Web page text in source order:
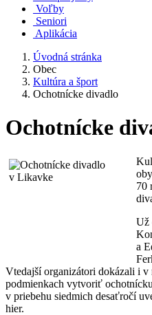
Voľby
Seniori
Aplikácia
Úvodná stránka
Obec
Kultúra a šport
Ochotnícke divadlo
Ochotnícke
70
Už
a
Vtedajší organizátori dokázali i
podmienkach vytvoriť
v priebehu siedmich desaťročí
hier.